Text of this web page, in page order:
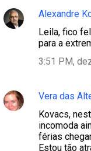
Alexandre
Leila, fico
para a
3:51 PM,
Vera das
Kovacs,
incomoda
férias
Estou tão